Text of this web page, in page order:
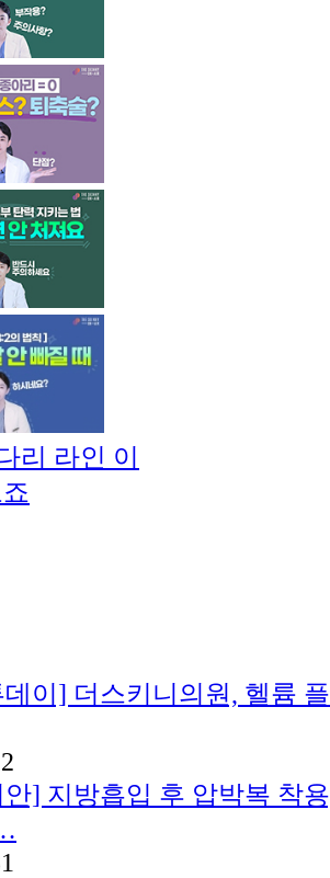
이] 더스키니의원, 헬륨
] 지방흡입 후 압박복 착